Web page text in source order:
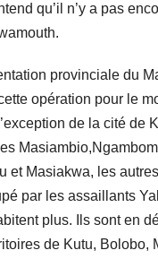
qu’il n’y a pas
provinciale du
opération pour le
de la cité de
et Masiakwa, les
par les assaillants
plus. Ils sont en
de Kutu, Bolobo,